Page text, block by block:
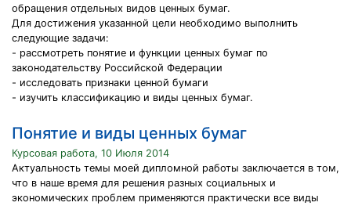
обращения отдельных видов ценных бумаг.
Для достижения указанной цели необходимо выполнить
следующие задачи:
- рассмотреть понятие и функции ценных бумаг по
законодательству Российской Федерации
- исследовать признаки ценной бумаги
- изучить классификацию и виды ценных бумаг.
Понятие и виды ценных бумаг
Курсовая работа, 10 Июля 2014
Актуальность темы моей дипломной работы заключается в том,
что в наше время для решения разных социальных и
экономических проблем применяются практически все виды